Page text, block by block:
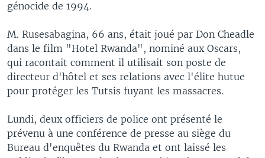
génocide de 1994.
M. Rusesabagina, 66 ans, était joué par Don Cheadle
dans le film "Hotel Rwanda", nominé aux Oscars,
qui racontait comment il utilisait son poste de
directeur d'hôtel et ses relations avec l'élite hutue
pour protéger les Tutsis fuyant les massacres.
Lundi, deux officiers de police ont présenté le
prévenu à une conférence de presse au siège du
Bureau d'enquêtes du Rwanda et ont laissé les